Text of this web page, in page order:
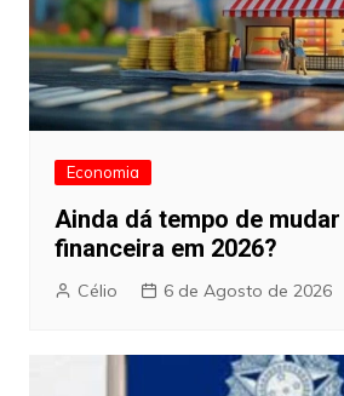
Economia
Ainda dá tempo de
financeira em 2026?
Célio 6 de Agosto de 2026